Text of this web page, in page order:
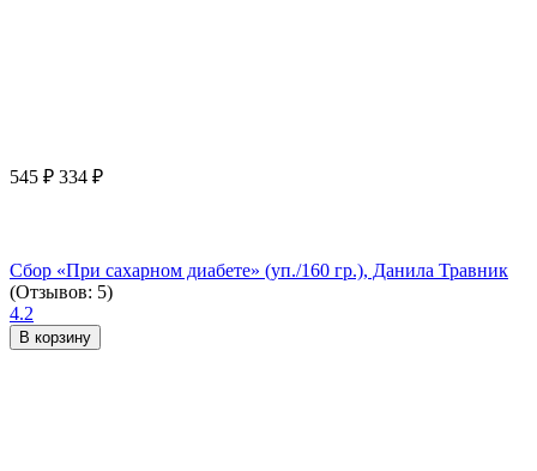
545 ₽ 334 ₽
Сбор «При сахарном диабете» (уп./160 гр.), Данила Травник
(Отзывов: 5)
4.2
В корзину